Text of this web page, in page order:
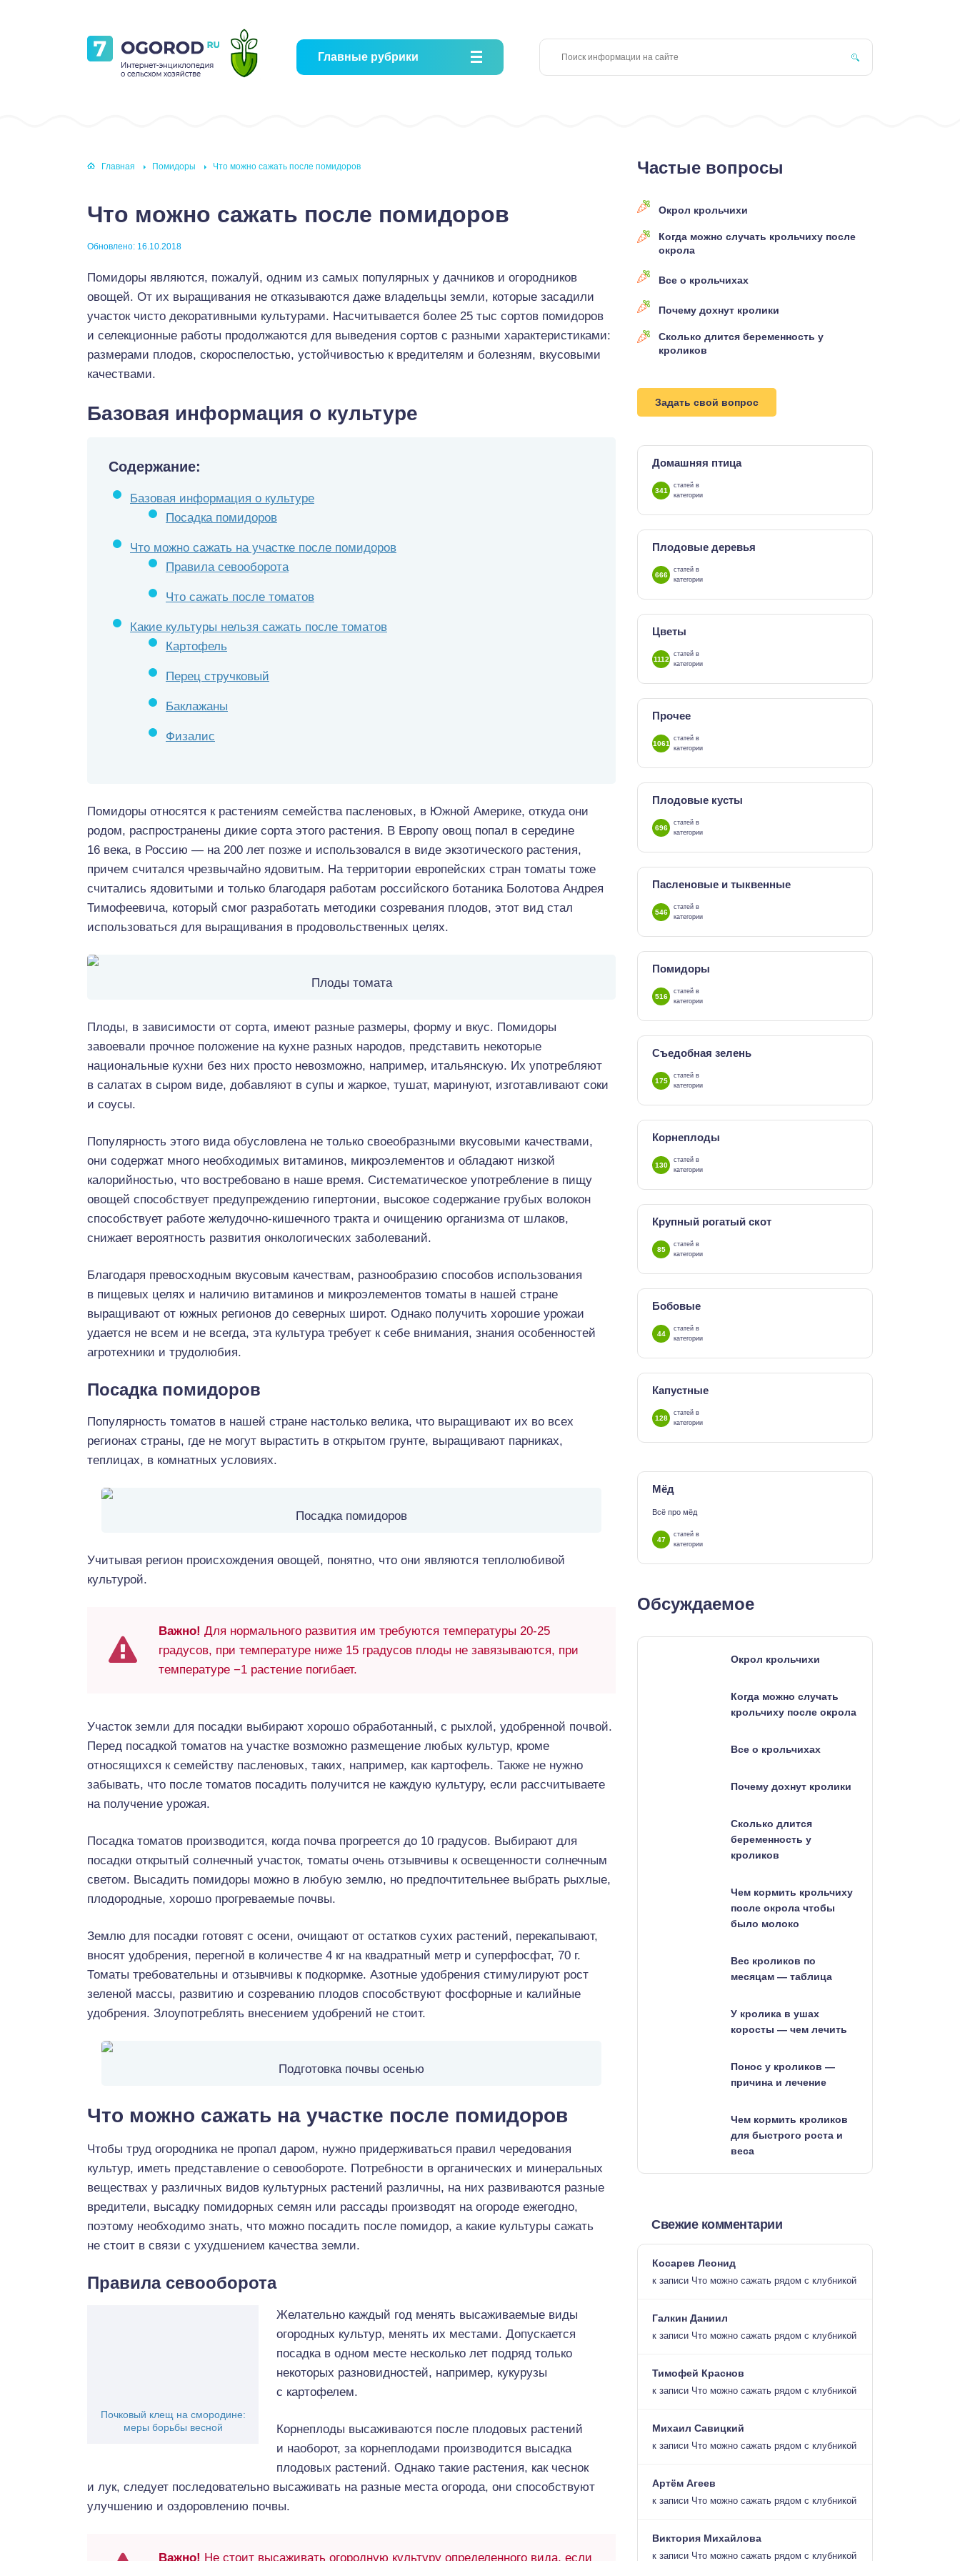
Главные рубрики
Главная Помидоры Что можно сажать после помидоров
Что можно сажать после помидоров
Обновлено: 16.10.2018
Помидоры являются, пожалуй, одним из самых популярных у дачников и огородников
овощей. От их выращивания не отказываются даже владельцы земли, которые засадили
участок чисто декоративными культурами. Насчитывается более 25 тыс сортов помидоров
и селекционные работы продолжаются для выведения сортов с разными характеристиками:
размерами плодов, скороспелостью, устойчивостью к вредителям и болезням, вкусовыми
качествами.
Базовая информация о культуре
Содержание:
Базовая информация о культуре
Посадка помидоров
Что можно сажать на участке после помидоров
Правила севооборота
Что сажать после томатов
Какие культуры нельзя сажать после томатов
Картофель
Перец стручковый
Баклажаны
Физалис
Помидоры относятся к растениям семейства пасленовых, в Южной Америке, откуда они
родом, распространены дикие сорта этого растения. В Европу овощ попал в середине
16 века, в Россию — на 200 лет позже и использовался в виде экзотического растения,
причем считался чрезвычайно ядовитым. На территории европейских стран томаты тоже
считались ядовитыми и только благодаря работам российского ботаника Болотова Андрея
Тимофеевича, который смог разработать методики созревания плодов, этот вид стал
использоваться для выращивания в продовольственных целях.
Плоды томата
Плоды, в зависимости от сорта, имеют разные размеры, форму и вкус. Помидоры
завоевали прочное положение на кухне разных народов, представить некоторые
национальные кухни без них просто невозможно, например, итальянскую. Их употребляют
в салатах в сыром виде, добавляют в супы и жаркое, тушат, маринуют, изготавливают соки
и соусы.
Популярность этого вида обусловлена не только своеобразными вкусовыми качествами,
они содержат много необходимых витаминов, микроэлементов и обладают низкой
калорийностью, что востребовано в наше время. Систематическое употребление в пищу
овощей способствует предупреждению гипертонии, высокое содержание грубых волокон
способствует работе желудочно-кишечного тракта и очищению организма от шлаков,
снижает вероятность развития онкологических заболеваний.
Благодаря превосходным вкусовым качествам, разнообразию способов использования
в пищевых целях и наличию витаминов и микроэлементов томаты в нашей стране
выращивают от южных регионов до северных широт. Однако получить хорошие урожаи
удается не всем и не всегда, эта культура требует к себе внимания, знания особенностей
агротехники и трудолюбия.
Посадка помидоров
Популярность томатов в нашей стране настолько велика, что выращивают их во всех
регионах страны, где не могут вырастить в открытом грунте, выращивают парниках,
теплицах, в комнатных условиях.
Посадка помидоров
Учитывая регион происхождения овощей, понятно, что они являются теплолюбивой
культурой.
Важно! Для нормального развития им требуются температуры 20-25
градусов, при температуре ниже 15 градусов плоды не завязываются, при
температуре −1 растение погибает.
Участок земли для посадки выбирают хорошо обработанный, с рыхлой, удобренной почвой.
Перед посадкой томатов на участке возможно размещение любых культур, кроме
относящихся к семейству пасленовых, таких, например, как картофель. Также не нужно
забывать, что после томатов посадить получится не каждую культуру, если рассчитываете
на получение урожая.
Посадка томатов производится, когда почва прогреется до 10 градусов. Выбирают для
посадки открытый солнечный участок, томаты очень отзывчивы к освещенности солнечным
светом. Высадить помидоры можно в любую землю, но предпочтительнее выбрать рыхлые,
плодородные, хорошо прогреваемые почвы.
Землю для посадки готовят с осени, очищают от остатков сухих растений, перекапывают,
вносят удобрения, перегной в количестве 4 кг на квадратный метр и суперфосфат, 70 г.
Томаты требовательны и отзывчивы к подкормке. Азотные удобрения стимулируют рост
зеленой массы, развитию и созреванию плодов способствуют фосфорные и калийные
удобрения. Злоупотреблять внесением удобрений не стоит.
Подготовка почвы осенью
Что можно сажать на участке после помидоров
Чтобы труд огородника не пропал даром, нужно придерживаться правил чередования
культур, иметь представление о севообороте. Потребности в органических и минеральных
веществах у различных видов культурных растений различны, на них развиваются разные
вредители, высадку помидорных семян или рассады производят на огороде ежегодно,
поэтому необходимо знать, что можно посадить после помидор, а какие культуры сажать
не стоит в связи с ухудшением качества земли.
Правила севооборота
Почковый клещ на смородине:
меры борьбы весной
Желательно каждый год менять высаживаемые виды
огородных культур, менять их местами. Допускается
посадка в одном месте несколько лет подряд только
некоторых разновидностей, например, кукурузы
с картофелем.
Корнеплоды высаживаются после плодовых растений
и наоборот, за корнеплодами производится высадка
плодовых растений. Однако такие растения, как чеснок
и лук, следует последовательно высаживать на разные места огорода, они способствуют
улучшению и оздоровлению почвы.
Важно! Не стоит высаживать огородную культуру определенного вида, если
Частые вопросы
Окрол крольчихи
Когда можно случать крольчиху после
окрола
Все о крольчихах
Почему дохнут кролики
Сколько длится беременность у
кроликов
Задать свой вопрос
Домашняя птица
341
статей в
категории
Плодовые деревья
666
статей в
категории
Цветы
1112
статей в
категории
Прочее
1061
статей в
категории
Плодовые кусты
696
статей в
категории
Пасленовые и тыквенные
546
статей в
категории
Помидоры
516
статей в
категории
Съедобная зелень
175
статей в
категории
Корнеплоды
130
статей в
категории
Крупный рогатый скот
85
статей в
категории
Бобовые
44
статей в
категории
Капустные
128
статей в
категории
Мёд
Всё про мёд
47
статей в
категории
Обсуждаемое
Окрол крольчихи
Когда можно случать
крольчиху после окрола
Все о крольчихах
Почему дохнут кролики
Сколько длится
беременность у
кроликов
Чем кормить крольчиху
после окрола чтобы
было молоко
Вес кроликов по
месяцам — таблица
У кролика в ушах
коросты — чем лечить
Понос у кроликов —
причина и лечение
Чем кормить кроликов
для быстрого роста и
веса
Свежие комментарии
Косарев Леонид
к записи Что можно сажать рядом с клубникой
Галкин Даниил
к записи Что можно сажать рядом с клубникой
Тимофей Краснов
к записи Что можно сажать рядом с клубникой
Михаил Савицкий
к записи Что можно сажать рядом с клубникой
Артём Агеев
к записи Что можно сажать рядом с клубникой
Виктория Михайлова
к записи Что можно сажать рядом с клубникой